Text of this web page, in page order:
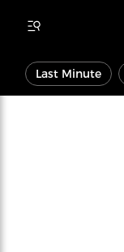
Last Minute